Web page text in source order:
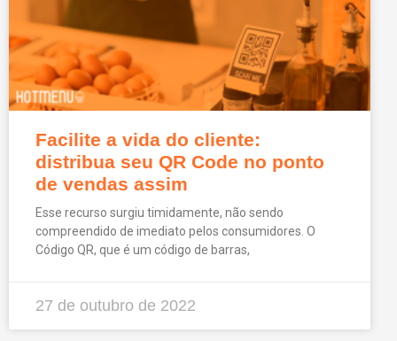
Facilite a vida do cliente:
distribua seu QR Code no ponto
de vendas assim
Esse recurso surgiu timidamente, não sendo
compreendido de imediato pelos consumidores. O
Código QR, que é um código de barras,
27 de outubro de 2022